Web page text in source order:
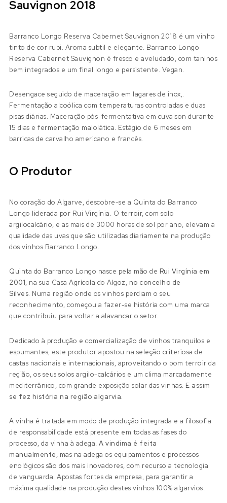
Sauvignon 2018
Barranco Longo Reserva Cabernet Sauvignon 2018 é um vinho
tinto de cor rubi. Aroma subtil e elegante. Barranco Longo
Reserva Cabernet Sauvignon é fresco e aveludado, com taninos
bem integrados e um final longo e persistente. Vegan.
Desengace seguido de maceração em lagares de inox,.
Fermentação alcoólica com temperaturas controladas e duas
pisas diárias. Maceração pós-fermentativa em cuvaison durante
15 dias e fermentação malolática. Estágio de 6 meses em
barricas de carvalho americano e francês.
O Produtor
No coração do Algarve, descobre-se a Quinta do Barranco
Longo liderada por Rui Virgínia. O terroir, com solo
argilocalcário, e as mais de 3000 horas de sol por ano, elevam a
qualidade das uvas que são utilizadas diariamente na produção
dos vinhos Barranco Longo.
Quinta do Barranco Longo nasce pela mão de Rui Virgínia em
2001, na sua Casa Agrícola do Algoz, no concelho de
Silves. Numa região onde os vinhos perdiam o seu
reconhecimento, começou a fazer-se história com uma marca
que contribuiu para voltar a alavancar o setor.
Dedicado à produção e comercialização de vinhos tranquilos e
espumantes, este produtor apostou na seleção criteriosa de
castas nacionais e internacionais, aproveitando o bom terroir da
região, os seus solos argilo-calcários e um clima marcadamente
mediterrânico, com grande exposição solar das vinhas.E assim
se fez história na região algarvia.
A vinha é tratada em modo de produção integrada e a filosofia
de responsabilidade está presente em todas as fases do
processo, da vinha à adega.A vindima é feita
manualmente, mas na adega os equipamentos e processos
enológicos são dos mais inovadores, com recurso a tecnologia
de vanguarda. Apostas fortes da empresa, para garantir a
máxima qualidade na produção destes vinhos 100% algarvios.